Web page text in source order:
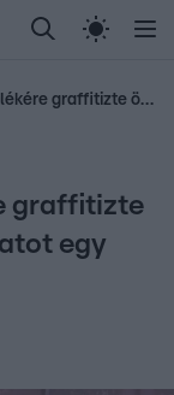
Randi Celeb vagyok,
Gallusz
Szeretett kutyája emlékére graffitizte össze a rákosrendezői vonatot egy férfi
graffitizte
egy